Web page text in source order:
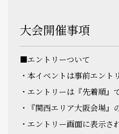
大会開催事項
■エントリーついて
・本イベントは事前エント
・エントリーは『先着順』で
・『関西エリア大阪会場』
・エントリー画面に表示